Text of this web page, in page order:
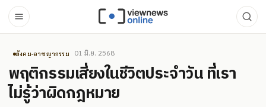
สังคม-อาชญากรรม 01 มิ.ย. 2568
พฤติกรรมเสี่ยงในชีวิตประจำวัน ที่เรา
ไม่รู้ว่าผิดกฎหมาย